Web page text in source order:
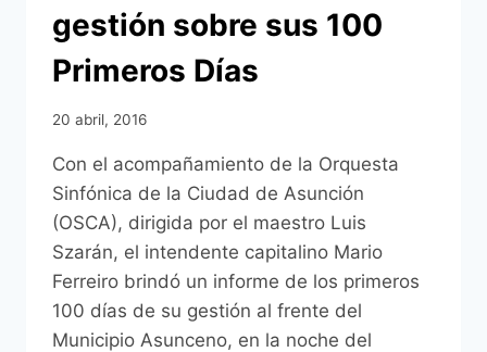
gestión sobre sus 100
Primeros Días
20 abril, 2016
Con el acompañamiento de la Orquesta
Sinfónica de la Ciudad de Asunción
(OSCA), dirigida por el maestro Luis
Szarán, el intendente capitalino Mario
Ferreiro brindó un informe de los primeros
100 días de su gestión al frente del
Municipio Asunceno, en la noche del